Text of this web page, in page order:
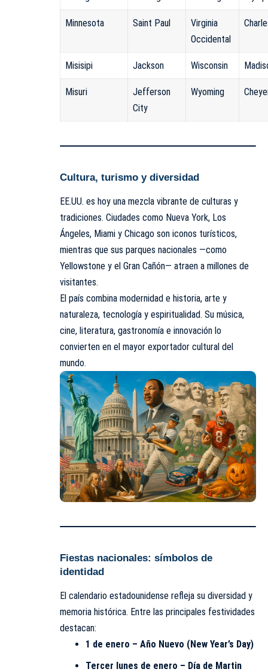
Minnesota Saint Paul
Virginia
Occidental
Misisipi Jackson Wisconsin
Misuri
Jefferson
City
Wyoming
Cultura, turismo y diversidad
EE.UU. es hoy una mezcla vibrante de culturas y
tradiciones. Ciudades como Nueva York, Los
Ángeles, Miami y Chicago son iconos turísticos,
mientras que sus parques nacionales —como
Yellowstone y el Gran Cañón— atraen a millones de
visitantes.
El país combina modernidad e historia, arte y
naturaleza, tecnología y espiritualidad. Su música,
cine, literatura, gastronomía e innovación lo
convierten en el mayor exportador cultural del
mundo.
Fiestas nacionales: símbolos de
identidad
El calendario estadounidense refleja su diversidad y
memoria histórica. Entre las principales festividades
destacan:
1 de enero – Año Nuevo (New Year’s Day)
Tercer lunes de enero – Día de Martin